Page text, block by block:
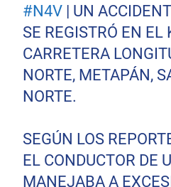
#N4V | UN
SE REGISTRÓ EN
CARRETERA
NORTE, METAPÁN,
NORTE.
SEGÚN LOS
EL CONDUCTOR DE
MANEJABA A